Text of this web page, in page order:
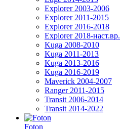
Explorer 2003-2006
Explorer 2011-2015
Explorer 2016-2018
Explorer 2018-наст.вр.
Kuga 2008-2010
Kuga 2011-2013
Kuga 2013-2016
Kuga 2016-2019
Maverick 2004-2007
Ranger 2011-2015
Transit 2006-2014
Transit 2014-2022
Foton